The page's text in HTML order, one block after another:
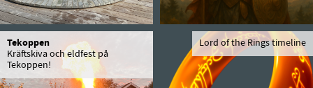
Tekoppen
Kräftskiva och eldfest på
Tekoppen!
Lord of the Rings timeline